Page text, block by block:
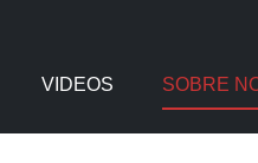
VIDEOS SOBRE